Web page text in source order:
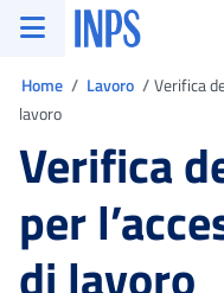
Vai al menu principale
Vai al contenuto principale
Vai al pie' di pagina
INPS ()
Home Lavoro
Verifica
lavoro
Verifica
per